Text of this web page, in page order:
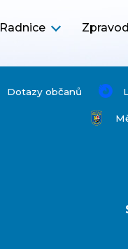
Radnice
Dotazy občanů